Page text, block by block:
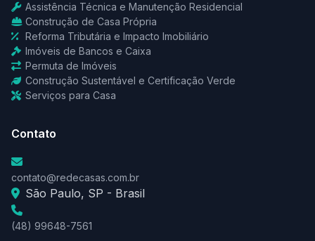
Assistência Técnica e Manutenção Residencial
Construção de Casa Própria
Reforma Tributária e Impacto Imobiliário
Imóveis de Bancos e Caixa
Permuta de Imóveis
Construção Sustentável e Certificação Verde
Serviços para Casa
Contato
contato@redecasas.com.br
São Paulo, SP - Brasil
(48) 99648-7561